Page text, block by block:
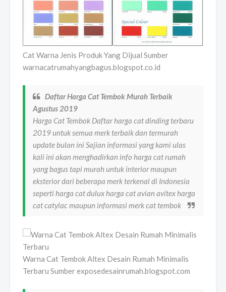
Cat Warna Jenis Produk Yang Dijual Sumber
warnacatrumahyangbagus.blogspot.co.id
Daftar Harga Cat Tembok Murah Terbaik
Agustus 2019
Harga Cat Tembok Daftar harga cat dinding terbaru
2019 untuk semua merk terbaik dan termurah
update bulan ini Sajian informasi yang kami ulas
kali ini akan menghadirkan info harga cat rumah
yang bagus tapi murah untuk interior maupun
eksterior dari beberapa merk terkenal di Indonesia
seperti harga cat dulux harga cat avian avitex harga
cat catylac maupun informasi merk cat tembok
Warna Cat Tembok Altex Desain Rumah Minimalis
Terbaru Sumber exposedesainrumah.blogspot.com